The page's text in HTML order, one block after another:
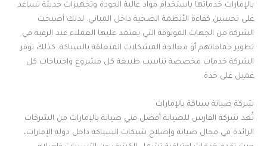
بالإمارات خدماتها باستخدام مواد عالية الجودة وتجهيزات حديثة تساعد
على تحسين كفاءة الأنظمة الصحية داخل المباني. لذلك أصبحت
الشركة من الجهات الموثوقة التي يعتمد عليها العملاء عند الرغبة في
تطوير حماماتهم أو معالجة المشكلات المتعلقة بالسباكة. كذلك توفر
الشركة خدمات مخصصة تناسب طبيعة كل مشروع واحتياجات كل
عميل على حدة.
شركة صيانة سباكة بالإمارات
تُعد شركة الفارس للصيانة أفضل فني صيانة بالإمارات من الشركات
الرائدة في مجال صيانة وإصلاح شبكات السباكة داخل دولة الإمارات،